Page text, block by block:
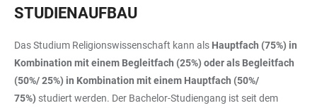
STUDIENAUFBAU
Das Studium Religionswissenschaft kann als Hauptfach (75%) in
Kombination mit einem Begleitfach (25%) oder als Begleitfach
(50%/ 25%) in Kombination mit einem Hauptfach (50%/
75%) studiert werden. Der Bachelor-Studiengang ist seit dem